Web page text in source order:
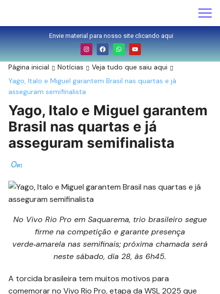
Envie material para nosso site clicando aqui
Página inicial Notícias
Veja tudo que saiu aqui
Yago, Italo e Miguel garantem Brasil nas quartas e já
asseguram semifinalista
Yago, Italo e Miguel garantem
Brasil nas quartas e já
asseguram semifinalista
On:
No Vivo Rio Pro em Saquarema, trio brasileiro segue
firme na competição e garante presença
verde‑amarela nas semifinais; próxima chamada será
neste sábado, dia 28, às 6h45.
A torcida brasileira tem muitos motivos para
comemorar no Vivo Rio Pro, etapa da WSL 2025 que